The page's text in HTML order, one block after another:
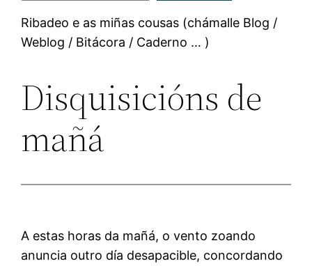
Ribadeo e as miñas cousas (chámalle Blog /
Weblog / Bitácora / Caderno … )
Disquisicións de
mañá
A estas horas da mañá, o vento zoando
anuncia outro día desapacible, concordando